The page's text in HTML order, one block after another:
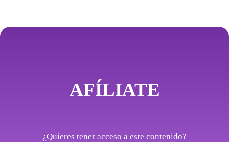
AFÍLIATE
¿Quieres tener acceso a este contenido?